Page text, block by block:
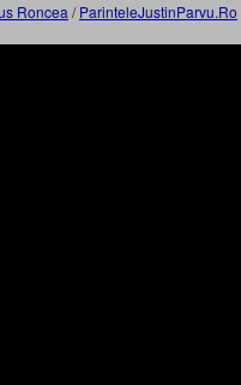
Roncea /ParinteleJustinParvu.Ro